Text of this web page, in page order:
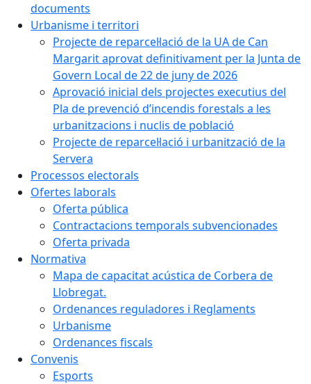
documents
Urbanisme i territori
Projecte de reparcel·lació de la UA de Can
Margarit aprovat definitivament per la Junta de
Govern Local de 22 de juny de 2026
Aprovació inicial dels projectes executius del
Pla de prevenció d’incendis forestals a les
urbanitzacions i nuclis de població
Projecte de reparcel·lació i urbanització de la
Servera
Processos electorals
Ofertes laborals
Oferta pública
Contractacions temporals subvencionades
Oferta privada
Normativa
Mapa de capacitat acústica de Corbera de
Llobregat.
Ordenances reguladores i Reglaments
Urbanisme
Ordenances fiscals
Convenis
Esports